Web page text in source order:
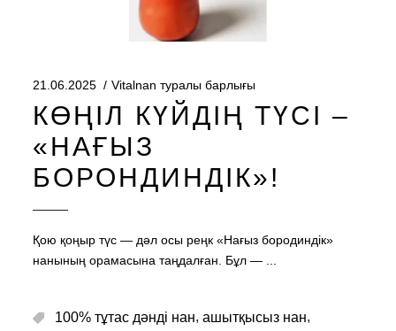
21.06.2025 Vitalnan туралы барлығы
КӨҢІЛ КҮЙДІҢ ТҮСІ –
«НАҒЫЗ
БОРОНДИНДІК»!
Қою қоңыр түс — дәл осы реңк «Нағыз бородиндік»
нанының орамасына таңдалған. Бұл —
100% тұтас дәнді нан, ашытқысыз нан,